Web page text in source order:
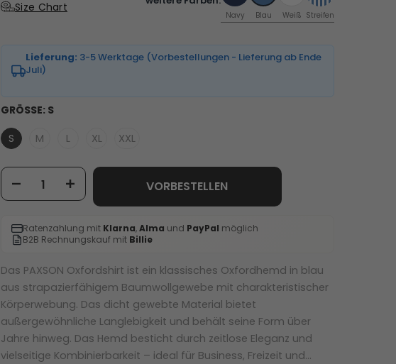
Size Chart
Navy Blau Weiß Streifen
Lieferung: 3-5 Werktage (Vorbestellungen - Lieferung ab Ende
Juli)
GRÖSSE: S
S
M L XL XXL
VORBESTELLEN
Ratenzahlung mit Klarna,Alma und PayPal möglich
B2B Rechnungskauf mit Billie
Das PAXSON Oxfordshirt ist ein klassisches Oxfordhemd in blau
aus strapazierfähigem Baumwollgewebe mit charakteristischer
Körperwebung. Das dicht gewebte Material bietet
außergewöhnliche Langlebigkeit und behält seine Form über
Jahre hinweg. Das Hemd besticht durch zeitlose Eleganz und
vielseitige Kombinierbarkeit – ideal für Business, Freizeit und...